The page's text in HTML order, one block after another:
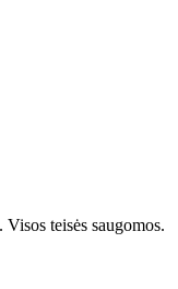
teisės saugomos.